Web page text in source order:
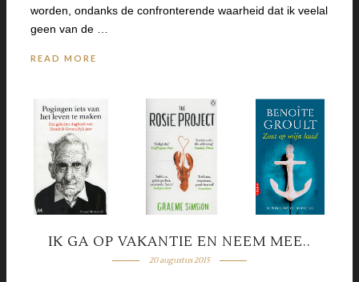
worden, ondanks de confronterende waarheid dat ik veelal
geen van de …
READ MORE
IK GA OP VAKANTIE EN NEEM MEE..
20 augustus 2015